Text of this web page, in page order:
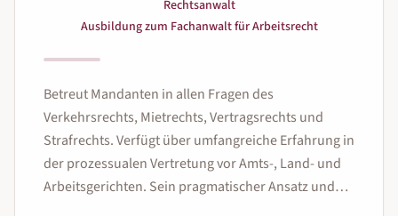
Rechtsanwalt
Ausbildung zum Fachanwalt für Arbeitsrecht
Betreut Mandanten in allen Fragen des
Verkehrsrechts, Mietrechts, Vertragsrechts und
Strafrechts. Verfügt über umfangreiche Erfahrung in
der prozessualen Vertretung vor Amts-, Land- und
Arbeitsgerichten. Sein pragmatischer Ansatz und